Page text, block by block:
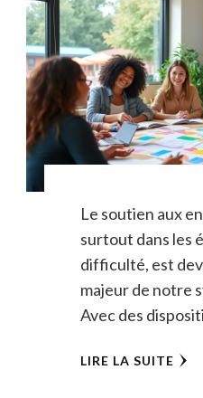
Le soutien aux
surtout dans les
difficulté, est
majeur de notre
Avec des
LIRE LA SUITE